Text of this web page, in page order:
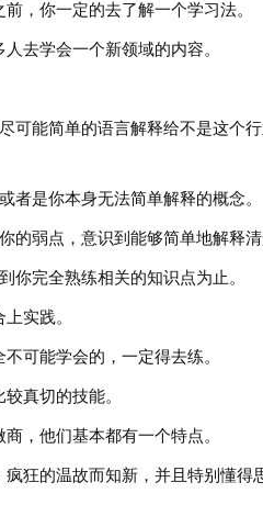
你一定的去了解一个学习法。
学会一个新领域的内容。
能简单的语言解释给不是这个行
是你本身无法简单解释的概念。
弱点，意识到能够简单地解释清
完全熟练相关的知识点为止。
实践。
能学会的，一定得去练。
真切的技能。
他们基本都有一个特点。
的温故而知新，并且特别懂得